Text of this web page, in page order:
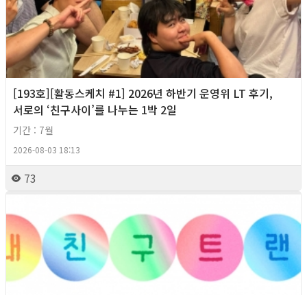
[193호][활동스케치 #1] 2026년 하반기 운영위 LT 후기,
서로의 ‘친구사이’를 나누는 1박 2일
기간 : 7월
2026-08-03 18:13
73